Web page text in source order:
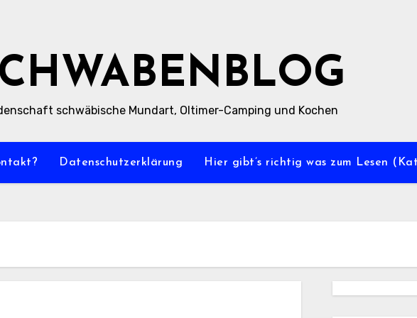
schwäbische Mundart, Oltimer-Camping und Kochen
Datenschutzerklärung Hier gibt’s richtig was zum Lesen